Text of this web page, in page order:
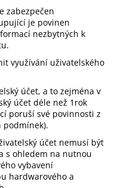
zabezpečen
je povinen
nezbytných k
využívání uživatelského
účet, a to zejména v
účet déle než 1rok
poruší své povinnosti z
podmínek).
účet nemusí být
s ohledem na nutnou
vybavení
hardwarového a